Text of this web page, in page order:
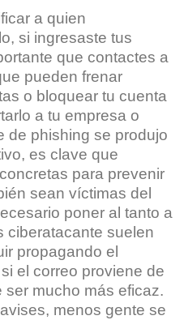
a quien
si ingresaste tus
que contactes a
pueden frenar
o bloquear tu cuenta
a tu empresa o
de phishing se produjo
es clave que
para prevenir
sean víctimas del
poner al tanto a
ciberatacante suelen
propagando el
el correo proviene de
mucho más eficaz.
menos gente se